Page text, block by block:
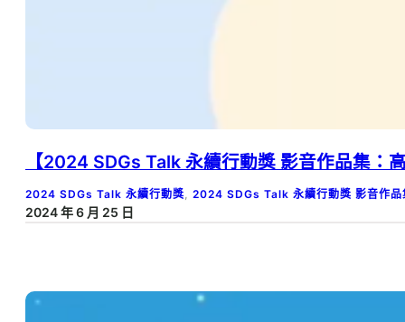
【2024 SDGs Talk 永續行動獎 影音作品集：
2024 SDGs Talk 永續行動獎, 2024 SDGs Talk 永續行動獎 影音作品
2024 年 6 月 25 日